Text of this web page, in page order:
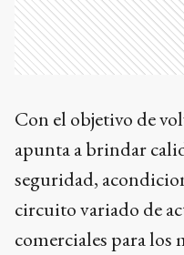
Con el objetivo de
apunta a brindar
seguridad,
circuito variado de
comerciales para los